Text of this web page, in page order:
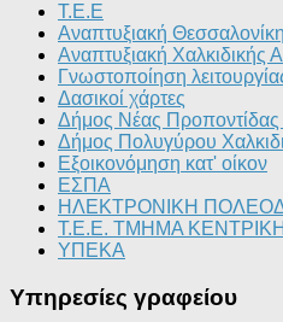
T.E.E
Αναπτυξιακή
Αναπτυξιακή Χαλκιδικής
Γνωστοποίηση
Δασικοί χάρτες
Δήμος Νέας Προποντίδας
Δήμος Πολυγύρου
Εξοικονόμηση κατ' οίκον
ΕΣΠΑ
ΗΛΕΚΤΡΟΝΙΚΗ
Τ.Ε.Ε. ΤΜΗΜΑ
ΥΠΕΚΑ
Υπηρεσίες γραφείου